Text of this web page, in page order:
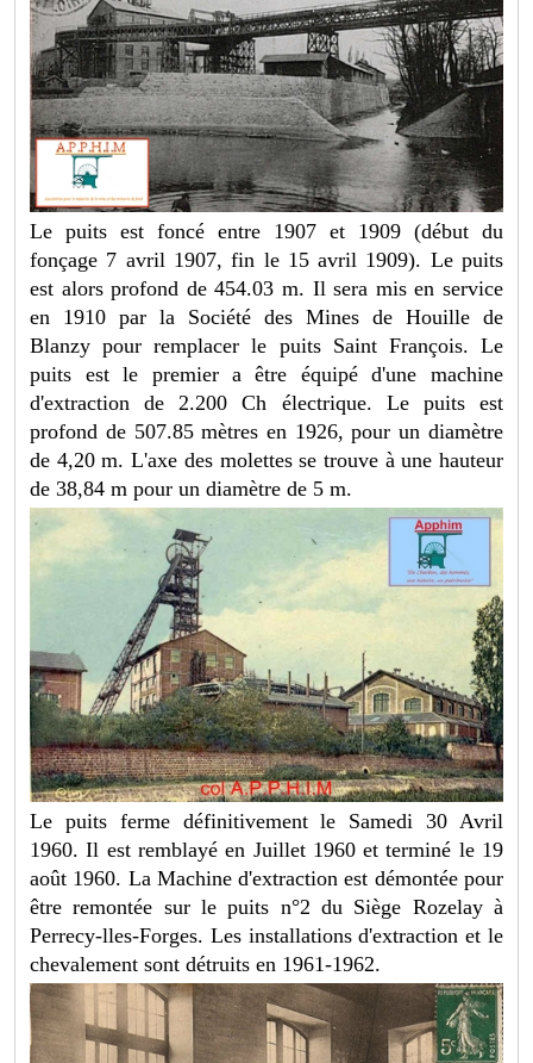
Le puits est foncé entre 1907 et 1909 (début du
fonçage 7 avril 1907, fin le 15 avril 1909). Le puits
est alors profond de 454.03 m. Il sera mis en service
en 1910 par la Société des Mines de Houille de
Blanzy pour remplacer le puits Saint François. Le
puits est le premier a être équipé d'une machine
d'extraction de 2.200 Ch électrique. Le puits est
profond de 507.85 mètres en 1926, pour un diamètre
de 4,20 m. L'axe des molettes se trouve à une hauteur
de 38,84 m pour un diamètre de 5 m.
Le puits ferme définitivement le Samedi 30 Avril
1960. Il est remblayé en Juillet 1960 et terminé le 19
août 1960. La Machine d'extraction est démontée pour
être remontée sur le puits n°2 du Siège Rozelay à
Perrecy-lles-Forges. Les installations d'extraction et le
chevalement sont détruits en 1961-1962.